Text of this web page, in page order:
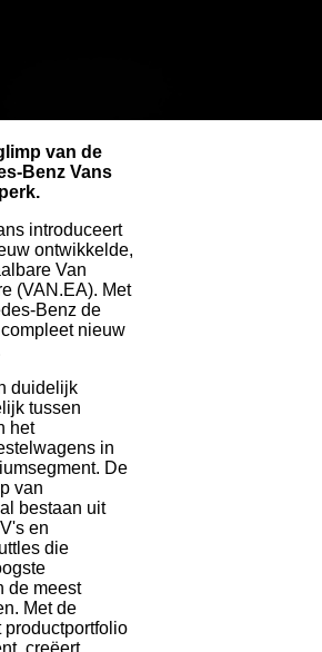
van de
Benz Vans
introduceert
ontwikkelde,
Van
(VAN.EA). Met
Benz de
nieuw
duidelijk
tussen
het
in
De
van
bestaan uit
en
die
de meest
Met de
productportfolio
creëert